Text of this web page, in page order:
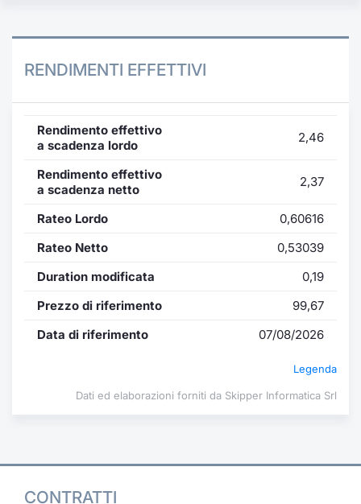
RENDIMENTI EFFETTIVI
Rendimento effettivo
a scadenza lordo
2,46
Rendimento effettivo
a scadenza netto
2,37
Rateo Lordo
0,60616
Rateo Netto
0,53039
Duration modificata
0,19
Prezzo di riferimento
99,67
Data di riferimento
07/08/2026
Legenda
Dati ed elaborazioni forniti da Skipper Informatica Srl
CONTRATTI